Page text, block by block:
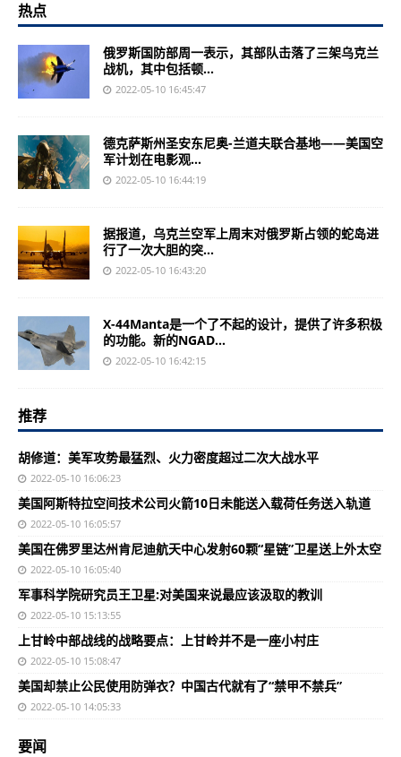
热点
俄罗斯国防部周一表示，其部队击落了三架乌克兰
战机，其中包括顿...
2022-05-10 16:45:47
德克萨斯州圣安东尼奥-兰道夫联合基地——美国空
军计划在电影观...
2022-05-10 16:44:19
据报道，乌克兰空军上周末对俄罗斯占领的蛇岛进
行了一次大胆的突...
2022-05-10 16:43:20
X-44Manta是一个了不起的设计，提供了许多积极
的功能。新的NGAD...
2022-05-10 16:42:15
推荐
胡修道：美军攻势最猛烈、火力密度超过二次大战水平
2022-05-10 16:06:23
美国阿斯特拉空间技术公司火箭10日未能送入载荷任务送入轨道
2022-05-10 16:05:57
美国在佛罗里达州肯尼迪航天中心发射60颗“星链”卫星送上外太空
2022-05-10 16:05:40
军事科学院研究员王卫星:对美国来说最应该汲取的教训
2022-05-10 15:13:55
上甘岭中部战线的战略要点：上甘岭并不是一座小村庄
2022-05-10 15:08:47
美国却禁止公民使用防弹衣？中国古代就有了“禁甲不禁兵”
2022-05-10 14:05:33
要闻